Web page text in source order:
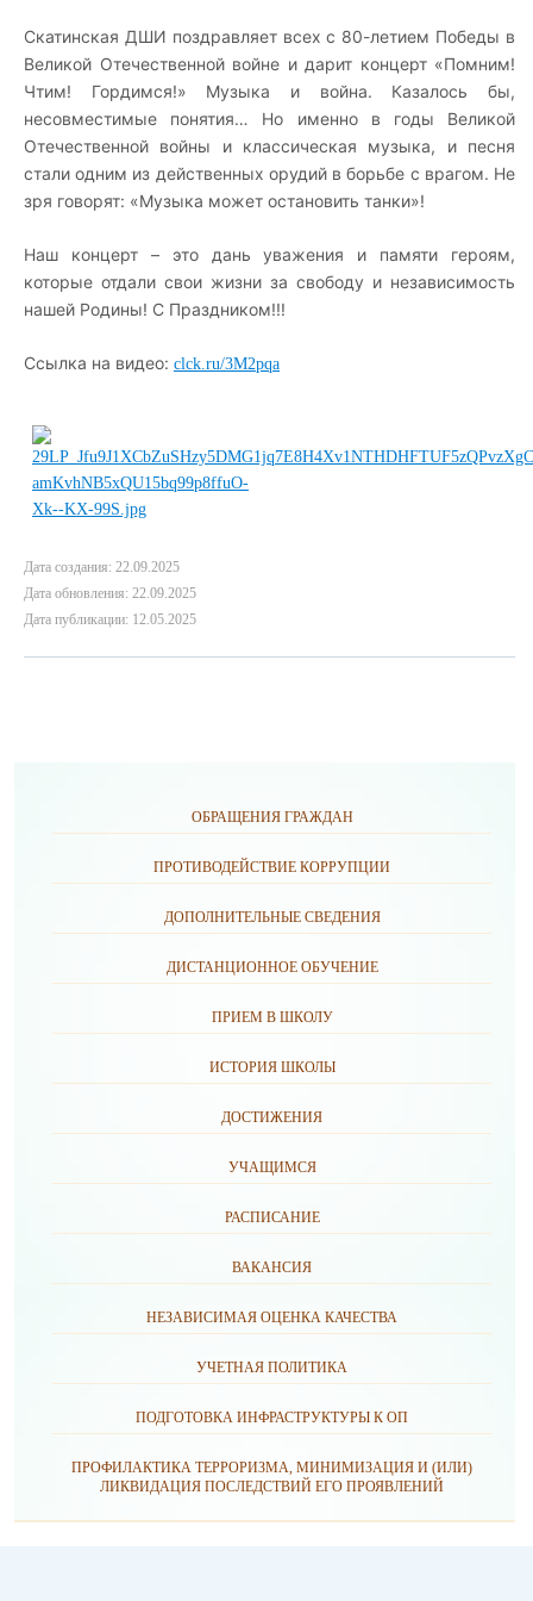
Скатинская ДШИ поздравляет всех с 80-летием Победы в
Великой Отечественной войне и дарит концерт «Помним!
Чтим! Гордимся!» Музыка и война. Казалось бы,
несовместимые понятия… Но именно в годы Великой
Отечественной войны и классическая музыка, и песня
стали одним из действенных орудий в борьбе с врагом. Не
зря говорят: «Музыка может остановить танки»!
Наш концерт – это дань уважения и памяти героям,
которые отдали свои жизни за свободу и независимость
нашей Родины! С Праздником!!!
Ссылка на видео: clck.ru/3M2pqa
Дата создания: 22.09.2025
Дата обновления: 22.09.2025
Дата публикации: 12.05.2025
ОБРАЩЕНИЯ ГРАЖДАН
ПРОТИВОДЕЙСТВИЕ КОРРУПЦИИ
ДОПОЛНИТЕЛЬНЫЕ СВЕДЕНИЯ
ДИСТАНЦИОННОЕ ОБУЧЕНИЕ
ПРИЕМ В ШКОЛУ
ИСТОРИЯ ШКОЛЫ
ДОСТИЖЕНИЯ
УЧАЩИМСЯ
РАСПИСАНИЕ
ВАКАНСИЯ
НЕЗАВИСИМАЯ ОЦЕНКА КАЧЕСТВА
УЧЕТНАЯ ПОЛИТИКА
ПОДГОТОВКА ИНФРАСТРУКТУРЫ К ОП
ПРОФИЛАКТИКА ТЕРРОРИЗМА, МИНИМИЗАЦИЯ И (ИЛИ)
ЛИКВИДАЦИЯ ПОСЛЕДСТВИЙ ЕГО ПРОЯВЛЕНИЙ